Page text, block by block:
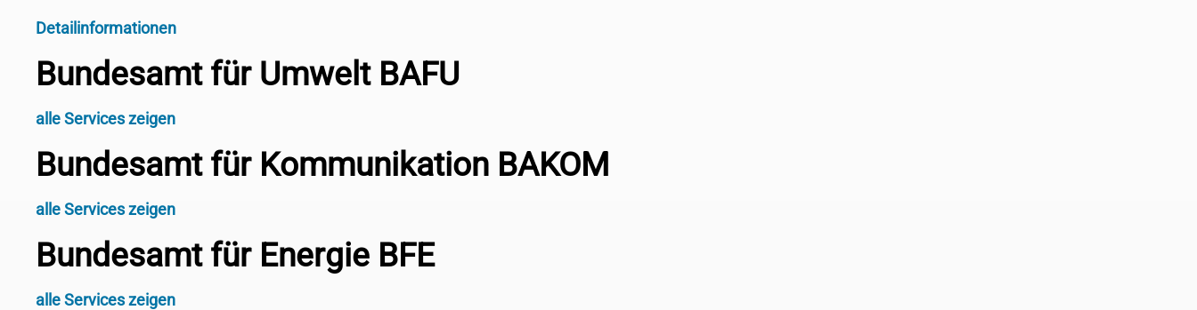
Detailinformationen
Bundesamt für Umwelt BAFU
alle Services zeigen
Bundesamt für Kommunikation BAKOM
alle Services zeigen
Bundesamt für Energie BFE
alle Services zeigen